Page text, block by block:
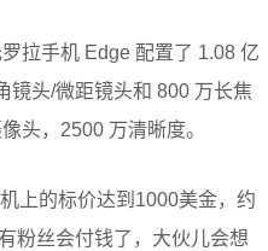
拉手机 Edge 配置了 1.08 亿
镜头/微距镜头和 800 万长焦
头，2500 万清晰度。
上的标价达到1000美金，约
粉丝会付钱了，大伙儿会想